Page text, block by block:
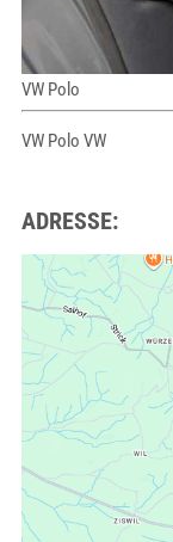
VW Polo
VW Polo VW
ADRESSE: